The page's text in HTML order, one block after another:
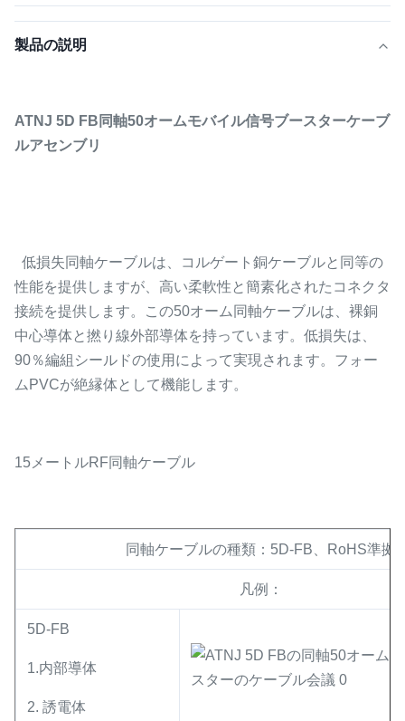
製品の説明
ATNJ 5D FB同軸50オームモバイル信号ブースターケーブ
ルアセンブリ
低損失同軸ケーブルは、コルゲート銅ケーブルと同等の
性能を提供しますが、高い柔軟性と簡素化されたコネクタ
接続を提供します。この50オーム同軸ケーブルは、裸銅
中心導体と撚り線外部導体を持っています。低損失は、
90％編組シールドの使用によって実現されます。フォー
ムPVCが絶縁体として機能します。
15メートルRF同軸ケーブル
同軸ケーブルの種類：5D-FB、RoHS準拠
凡例：
5D-FB
1.内部導体
2. 誘電体